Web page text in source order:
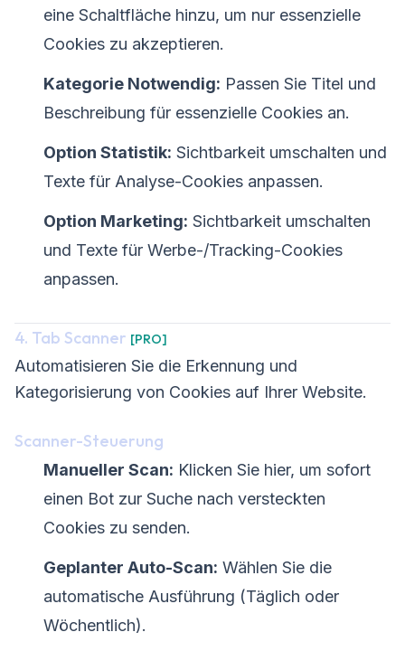
eine Schaltfläche hinzu, um nur essenzielle
Cookies zu akzeptieren.
Kategorie Notwendig: Passen Sie Titel und
Beschreibung für essenzielle Cookies an.
Option Statistik: Sichtbarkeit umschalten und
Texte für Analyse-Cookies anpassen.
Option Marketing: Sichtbarkeit umschalten
und Texte für Werbe-/Tracking-Cookies
anpassen.
4. Tab Scanner [PRO]
Automatisieren Sie die Erkennung und
Kategorisierung von Cookies auf Ihrer Website.
Scanner-Steuerung
Manueller Scan: Klicken Sie hier, um sofort
einen Bot zur Suche nach versteckten
Cookies zu senden.
Geplanter Auto-Scan: Wählen Sie die
automatische Ausführung (Täglich oder
Wöchentlich).